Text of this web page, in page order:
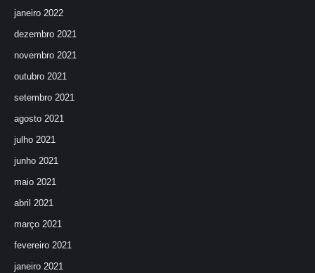
janeiro 2022
dezembro 2021
novembro 2021
outubro 2021
setembro 2021
agosto 2021
julho 2021
junho 2021
maio 2021
abril 2021
março 2021
fevereiro 2021
janeiro 2021